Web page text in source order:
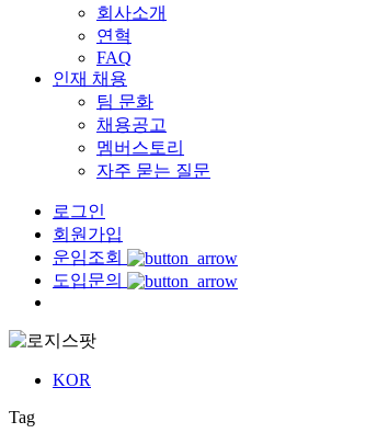
회사소개
연혁
FAQ
인재 채용
팀 문화
채용공고
멤버스토리
자주 묻는 질문
로그인
회원가입
운임조회
도입문의
KOR
Tag